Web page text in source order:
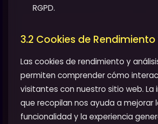
RGPD.
3.2 Cookies de Rendimiento
Las cookies de rendimiento y
permiten comprender cómo
visitantes con nuestro sitio web. La
que recopilan nos ayuda a mejorar
funcionalidad y la experiencia